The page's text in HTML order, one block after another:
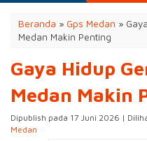
Beranda » Gps Medan »
Medan Makin Penting
Gaya Hidup
Medan Makin
Dipublish pada 17 Juni 2026 |
Medan